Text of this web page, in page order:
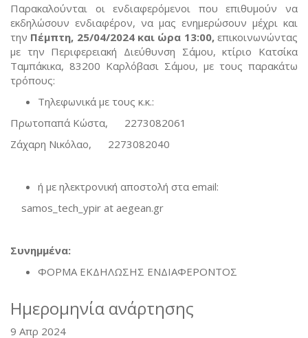
Παρακαλούνται οι ενδιαφερόμενοι που επιθυμούν να
εκδηλώσουν ενδιαφέρον, να μας ενημερώσουν μέχρι και
την Πέμπτη, 25/04/2024 και ώρα 13:00,επικοινωνώντας
με την Περιφερειακή Διεύθυνση Σάμου, κτίριο Κατσίκα
Ταμπάκικα, 83200 Καρλόβασι Σάμου, με τους παρακάτω
τρόπους:
Τηλεφωνικά με τους κ.κ.:
Πρωτοπαπά Κώστα, 2273082061
Ζάχαρη Νικόλαο, 2273082040
ή με ηλεκτρονική αποστολή στα email:
samos_tech_ypir at aegean.gr
Συνημμένα:
ΦΟΡΜΑ ΕΚΔΗΛΩΣΗΣ ΕΝΔΙΑΦΕΡΟΝΤΟΣ
Ημερομηνία ανάρτησης
9 Απρ 2024